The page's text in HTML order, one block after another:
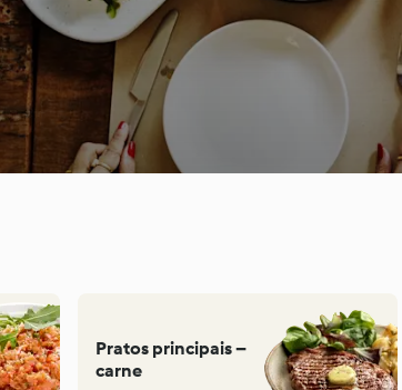
Pratos principais –
carne